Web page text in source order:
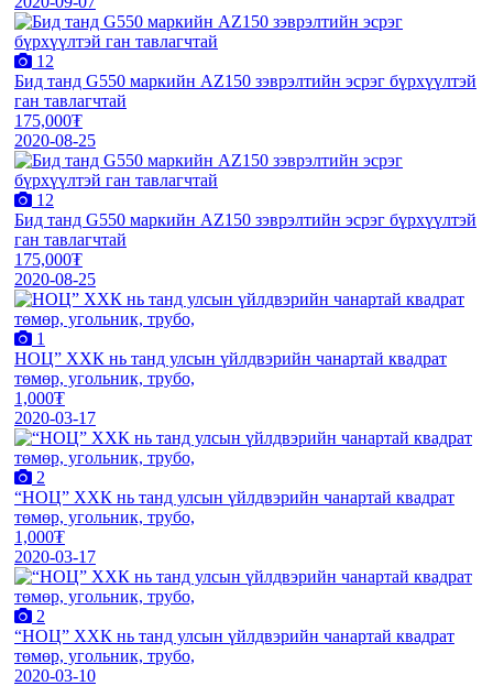
12
Бид танд G550 маркийн AZ150 зэврэлтийн эсрэг бүрхүүлтэй
ган тавлагчтай
175,000₮
2020-08-25
12
Бид танд G550 маркийн AZ150 зэврэлтийн эсрэг бүрхүүлтэй
ган тавлагчтай
175,000₮
2020-08-25
1
НОЦ” ХХК нь танд улсын үйлдвэрийн чанартай квадрат
төмөр, угольник, трубо,
1,000₮
2020-03-17
2
“НОЦ” ХХК нь танд улсын үйлдвэрийн чанартай квадрат
төмөр, угольник, трубо,
1,000₮
2020-03-17
2
“НОЦ” ХХК нь танд улсын үйлдвэрийн чанартай квадрат
төмөр, угольник, трубо,
2020-03-10